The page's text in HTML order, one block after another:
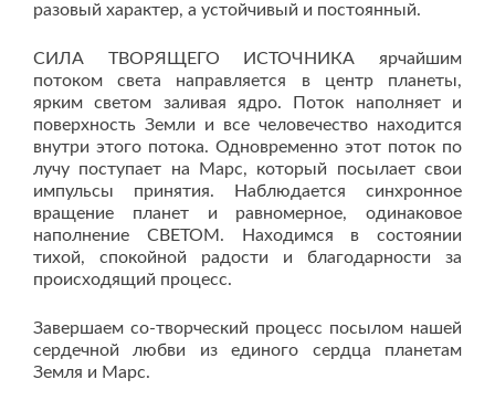
разовый характер, а устойчивый и постоянный.
СИЛА ТВОРЯЩЕГО ИСТОЧНИКА ярчайшим
потоком света направляется в центр планеты,
ярким светом заливая ядро. Поток наполняет и
поверхность Земли и все человечество находится
внутри этого потока. Одновременно этот поток по
лучу поступает на Марс, который посылает свои
импульсы принятия. Наблюдается синхронное
вращение планет и равномерное, одинаковое
наполнение СВЕТОМ. Находимся в состоянии
тихой, спокойной радости и благодарности за
происходящий процесс.
Завершаем со-творческий процесс посылом нашей
сердечной любви из единого сердца планетам
Земля и Марс.